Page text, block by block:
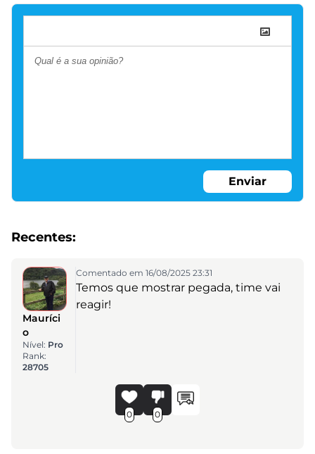
Enviar
Recentes:
Mauríci
o
Nível: Pro
Rank:
28705
Comentado em 16/08/2025 23:31
Temos que mostrar pegada, time vai
reagir!
0 0